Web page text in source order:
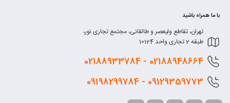
با ما همراه باشید
تهران، تقاطع ولیعصر و طالقانی، مجتمع تجاری نور،
طبقه 2 تجاری واحد 10124
02188948664 - 02188933784
09129359773 - 09198299784